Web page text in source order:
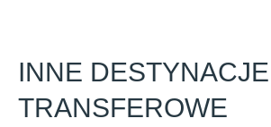
INNE DESTYNACJE
TRANSFEROWE